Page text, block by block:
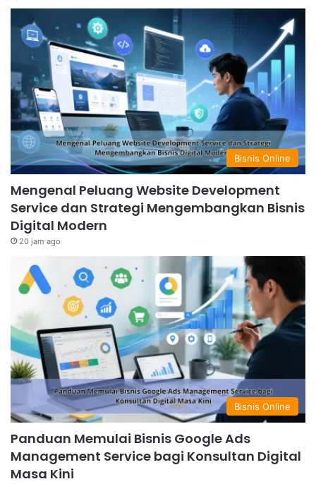
Bisnis Online
Mengenal Peluang Website Development
Service dan Strategi Mengembangkan Bisnis
Digital Modern
20 jam ago
Bisnis Online
Panduan Memulai Bisnis Google Ads
Management Service bagi Konsultan Digital
Masa Kini